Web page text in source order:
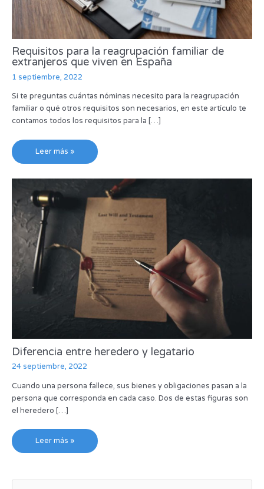
Requisitos para la reagrupación familiar de
extranjeros que viven en España
1 septiembre, 2022
Si te preguntas cuántas nóminas necesito para la reagrupación
familiar o qué otros requisitos son necesarios, en este artículo te
contamos todos los requisitos para la […]
Leer más »
Diferencia entre heredero y legatario
24 septiembre, 2022
Cuando una persona fallece, sus bienes y obligaciones pasan a la
persona que corresponda en cada caso. Dos de estas figuras son
el heredero […]
Leer más »